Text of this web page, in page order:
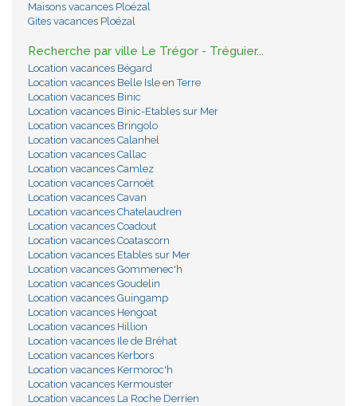
Maisons vacances Ploézal
Gites vacances Ploézal
Recherche par ville Le Trégor - Tréguier...
Location vacances Bégard
Location vacances Belle Isle en Terre
Location vacances Binic
Location vacances Binic-Etables sur Mer
Location vacances Bringolo
Location vacances Calanhel
Location vacances Callac
Location vacances Camlez
Location vacances Carnoët
Location vacances Cavan
Location vacances Chatelaudren
Location vacances Coadout
Location vacances Coatascorn
Location vacances Etables sur Mer
Location vacances Gommenec'h
Location vacances Goudelin
Location vacances Guingamp
Location vacances Hengoat
Location vacances Hillion
Location vacances Ile de Bréhat
Location vacances Kerbors
Location vacances Kermoroc'h
Location vacances Kermouster
Location vacances La Roche Derrien